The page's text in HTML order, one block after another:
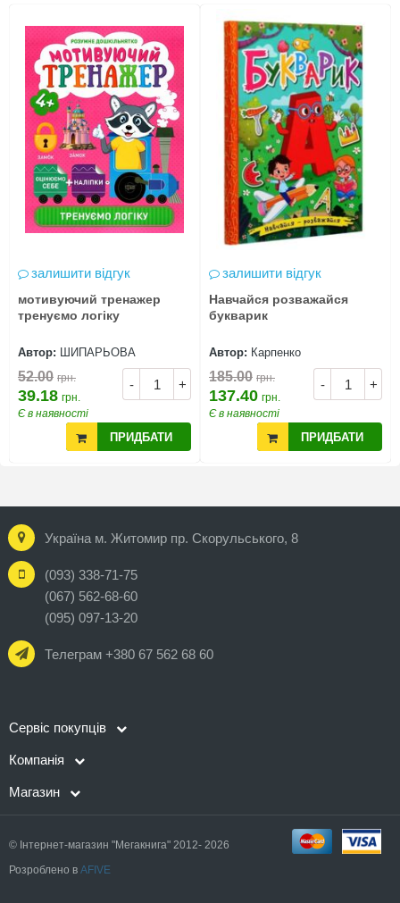
залишити відгук
мотивуючий тренажер
тренуємо логіку
Автор: ШИПАРЬОВА
- +
52.00 грн.
39.18 грн.
Є в наявності
ПРИДБАТИ
залишити відгук
Навчайся розважайся
букварик
Автор: Карпенко
- +
185.00 грн.
137.40 грн.
Є в наявності
ПРИДБАТИ
Україна м. Житомир пр. Скорульського, 8
(093) 338-71-75
(067) 562-68-60
(095) 097-13-20
Телеграм +380 67 562 68 60
Сервіс покупців
Компанія
Магазин
© Інтернет-магазин "Мегакнига" 2012- 2026
Розроблено в AFIVE